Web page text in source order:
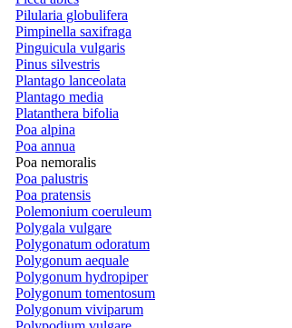
Pilularia globulifera
Pimpinella saxifraga
Pinguicula vulgaris
Pinus silvestris
Plantago lanceolata
Plantago media
Platanthera bifolia
Poa alpina
Poa annua
Poa nemoralis
Poa palustris
Poa pratensis
Polemonium coeruleum
Polygala vulgare
Polygonatum odoratum
Polygonum aequale
Polygonum hydropiper
Polygonum tomentosum
Polygonum viviparum